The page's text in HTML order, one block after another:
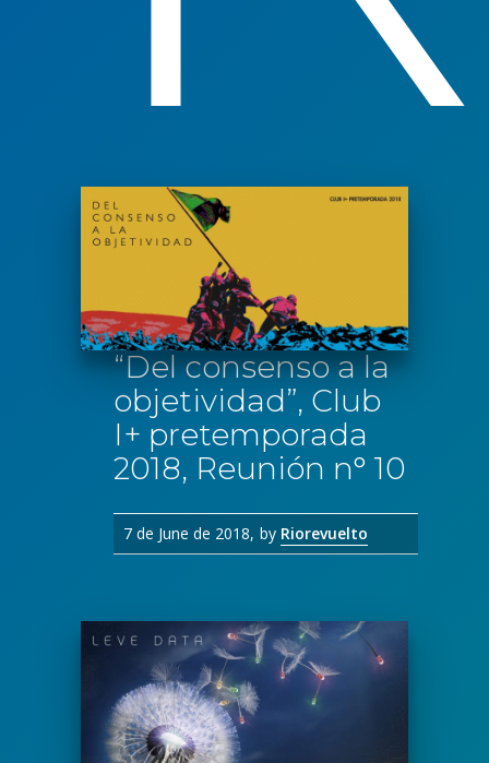
“Del consenso a la
objetividad”, Club
I+ pretemporada
2018, Reunión n° 10
7 de June de 2018 by Riorevuelto